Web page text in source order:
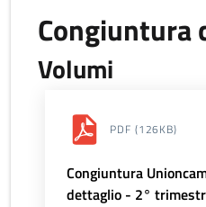
Congiuntura
Volumi
PDF (126KB)
Congiuntura
dettaglio - 2°